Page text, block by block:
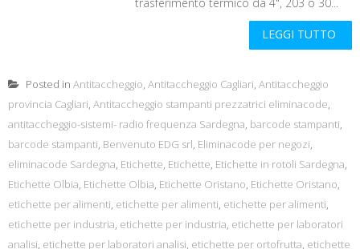
LEGGI TUTTO
Posted in Antitaccheggio, Antitaccheggio Cagliari, Antitaccheggio
provincia Cagliari, Antitaccheggio stampanti prezzatrici eliminacode,
antitaccheggio-sistemi- radio frequenza Sardegna, barcode stampanti,
barcode stampanti, Benvenuto EDG srl, Eliminacode per negozi,
eliminacode Sardegna, Etichette, Etichette, Etichette in rotoli Sardegna,
Etichette Olbia, Etichette Olbia, Etichette Oristano, Etichette Oristano,
etichette per alimenti, etichette per alimenti, etichette per alimenti,
etichette per industria, etichette per industria, etichette per laboratori
analisi, etichette per laboratori analisi, etichette per ortofrutta, etichette